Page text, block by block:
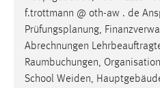
f.trottmann @ oth-aw . de
Prüfungsplanung,
Abrechnungen
Raumbuchungen,
School Weiden,